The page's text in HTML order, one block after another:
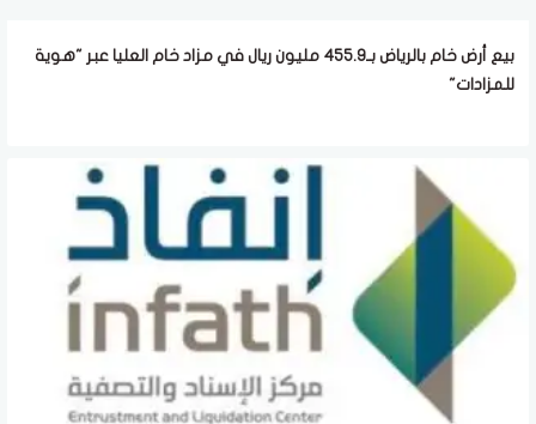
بيع أرض خام بالرياض بـ455.9 مليون ريال في مزاد خام العليا عبر "هوية
للمزادات"